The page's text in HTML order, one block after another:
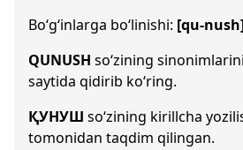
Bo‘g‘inlarga bo‘linishi: [qu-
QUNUSH so‘zining sinonimlarini
saytida qidirib ko‘ring.
ҚУНУШ so‘zining kirillcha
tomonidan taqdim qilingan.